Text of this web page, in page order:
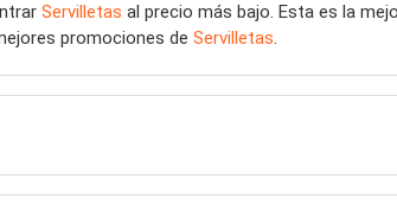
Servilletas al precio más bajo. Esta es la
promociones de Servilletas.